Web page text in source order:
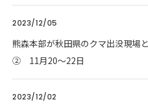
2023/12/05
熊森本部が秋田県のクマ出没現場
② 11月20～22日
2023/12/02